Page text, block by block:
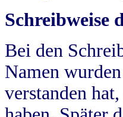
Schreibweise
Bei den
Namen
verstanden